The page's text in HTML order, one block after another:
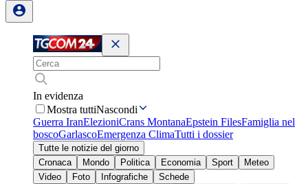
In evidenza
Mostra tuttiNascondi
Guerra IranElezioniCrans MontanaEpstein FilesFamiglia nel
boscoGarlascoEmergenza ClimaTutti i dossier
Tutte le notizie del giorno
Cronaca
Mondo Politica Economia Sport
Meteo
Video
Foto Infografiche
Schede